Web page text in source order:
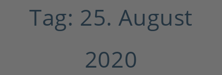
Tag: 25. August
2020